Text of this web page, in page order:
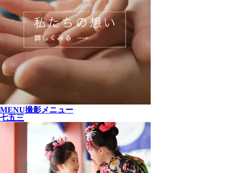
MENU撮影メニュー
七五三